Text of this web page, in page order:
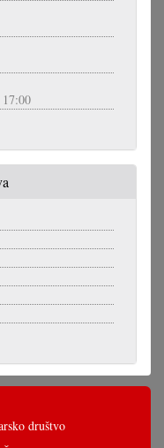
društvo